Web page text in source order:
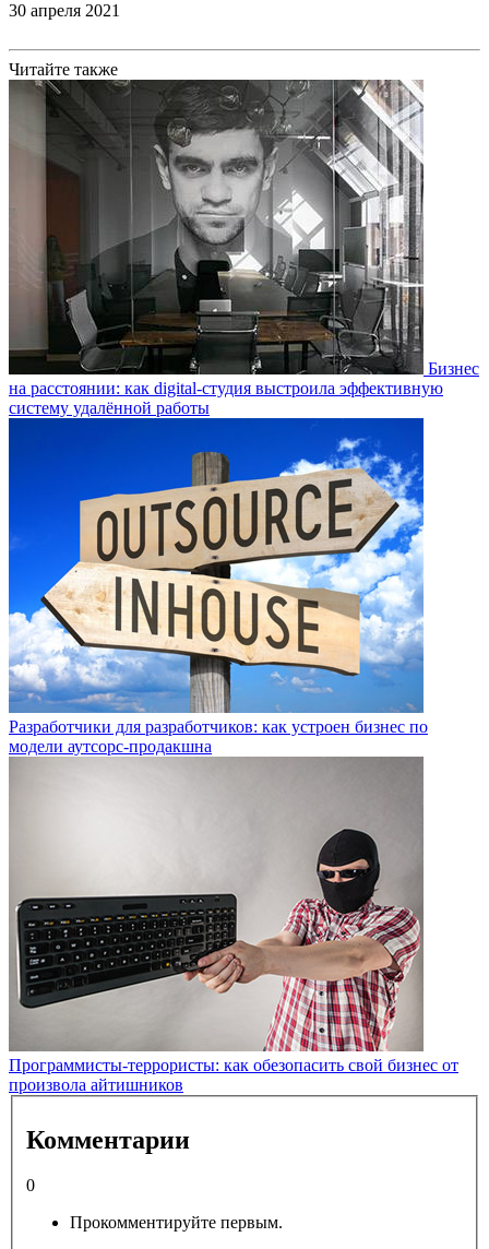
30 апреля 2021
Читайте также
Бизнес
на расстоянии: как digital-студия выстроила эффективную
систему удалённой работы
Разработчики для разработчиков: как устроен бизнес по
модели аутсорс-продакшна
Программисты-террористы: как обезопасить свой бизнес от
произвола айтишников
Комментарии
0
Прокомментируйте первым.